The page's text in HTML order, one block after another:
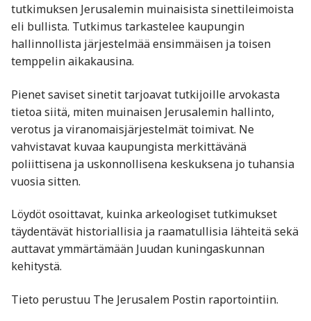
tutkimuksen Jerusalemin muinaisista sinettileimoista
eli bullista. Tutkimus tarkastelee kaupungin
hallinnollista järjestelmää ensimmäisen ja toisen
temppelin aikakausina.
Pienet saviset sinetit tarjoavat tutkijoille arvokasta
tietoa siitä, miten muinaisen Jerusalemin hallinto,
verotus ja viranomaisjärjestelmät toimivat. Ne
vahvistavat kuvaa kaupungista merkittävänä
poliittisena ja uskonnollisena keskuksena jo tuhansia
vuosia sitten.
Löydöt osoittavat, kuinka arkeologiset tutkimukset
täydentävät historiallisia ja raamatullisia lähteitä sekä
auttavat ymmärtämään Juudan kuningaskunnan
kehitystä.
Tieto perustuu The Jerusalem Postin raportointiin.